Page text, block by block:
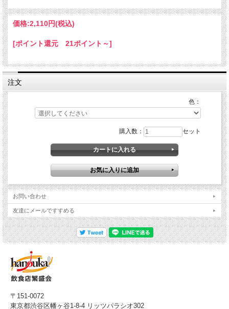
価格:2,110円(税込)
[ポイント還元 21ポイント～]
注文
色：
購入数： セット
お問い合わせ
友達にメールですすめる
〒151-0072
東京都渋谷区幡ヶ谷1-8-4 リッツパラシオ302